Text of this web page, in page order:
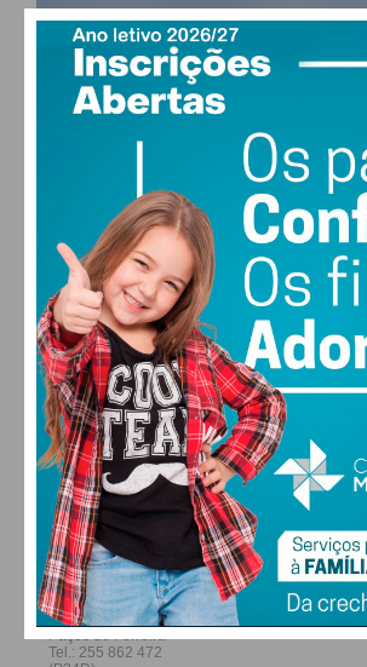
17°
28 °
SÁB
27
DOM
28
SEG
FARMACIAS DE SERVIÇO
FERREIRA